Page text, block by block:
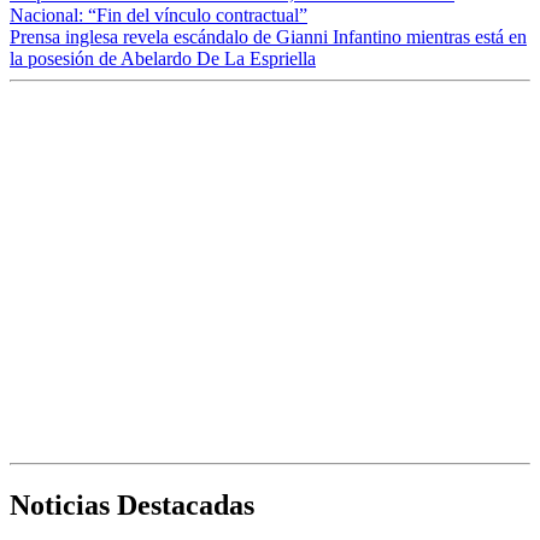
Nacional: “Fin del vínculo contractual”
Prensa inglesa revela escándalo de Gianni Infantino mientras está en
la posesión de Abelardo De La Espriella
Noticias Destacadas